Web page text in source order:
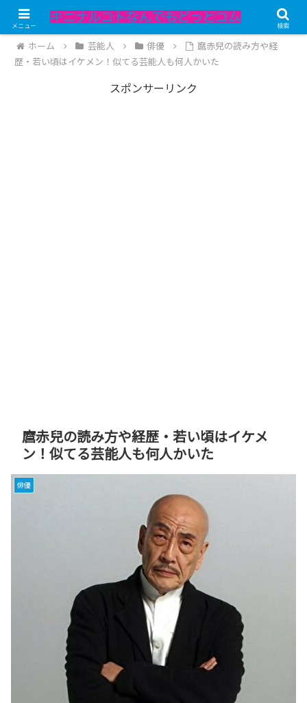
記事内にPRが含まれています。
ホーム 芸能人 俳優
麿赤兒の読み方や経
歴・若い頃はイケメン！似てる芸能人も何人かいた
スポンサーリンク
麿赤兒の読み方や経歴・若い頃はイケメ
ン！似てる芸能人も何人かいた
俳優
メニュー 検索